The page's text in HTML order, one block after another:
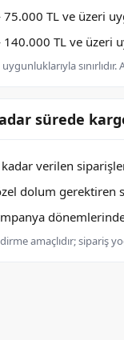
TL ve üzeri
TL ve üzeri
sürede
kadar verilen
dolum gerektiren
amaçlıdır; sipariş